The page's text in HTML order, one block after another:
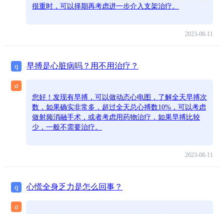
很重时，可以择期再考虑进一步介入支架治疗。
2023-08-11
q 早搏是心脏病吗？用不用治疗？
a
您好！发现有早搏，可以做动态心电图，了解全天早搏次
数，如果确实非常多，超过全天总心搏数10%，可以考虑
做射频消融手术，或者考虑用药物治疗，如果早搏比较
少，一般不需要治疗。
2023-08-11
q 心慌全身乏力是怎么回事？
a